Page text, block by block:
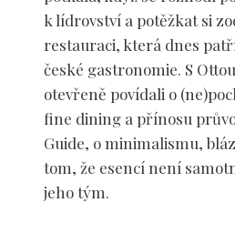
k lídrovství a potěžkat si
restauraci, která dnes
české gastronomie. S
otevřeně povídali o
fine dining a přínosu
Guide, o minimalismu,
tom, že esencí není
jeho tým.